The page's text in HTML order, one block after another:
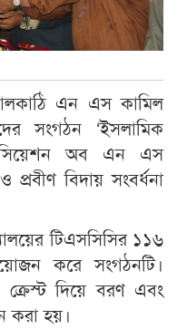
এন এস কামিল
সংগঠন ‘ইসলামিক
অব এন এস
বিদায় সংবর্ধনা
টিএসসিসির ১১৬
করে সংগঠনটি।
ক্রেস্ট দিয়ে বরণ এবং
করা হয়।